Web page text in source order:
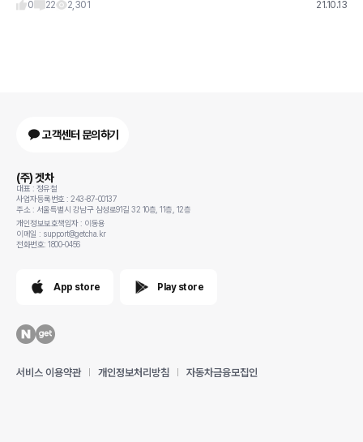
0
22 2,301 21.10.13
고객센터 문의하기
(주) 겟차
대표 : 정유철
사업자등록번호 : 243-87-00137
주소 : 서울특별시 강남구 삼성로91길 32 10층, 11층, 12층
개인정보보호책임자 : 이동용
이메일 : support@getcha.kr
전화번호: 1800-0456
App store Play store
서비스 이용약관 개인정보처리방침 자동차금융모집인